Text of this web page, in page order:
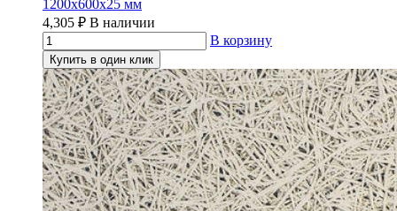
1200х600х25 мм
4,305 ₽ В наличии
В корзину
Купить в один клик